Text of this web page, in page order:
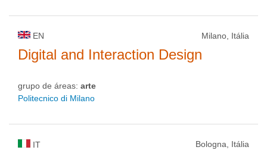
EN Milano, Itália
Digital and Interaction Design
grupo de áreas: arte
Politecnico di Milano
IT Bologna, Itália